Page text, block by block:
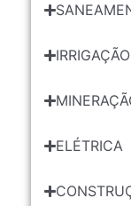
IRRIGAÇÃO
ELÉTRICA